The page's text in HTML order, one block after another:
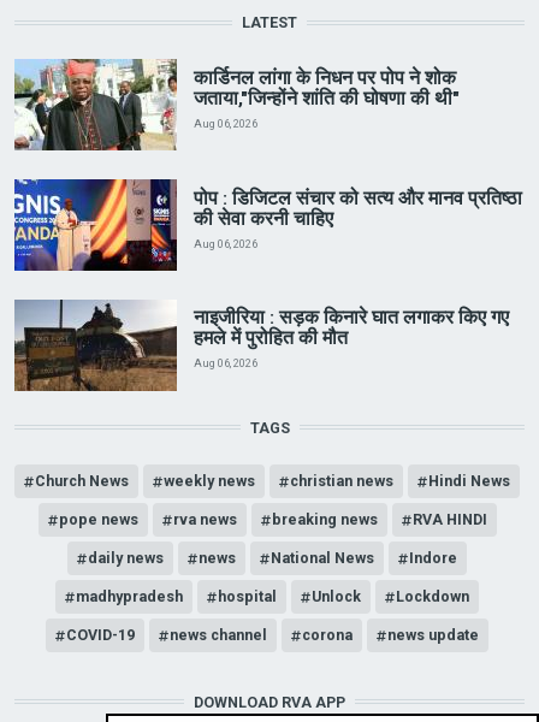
LATEST
कार्डिनल लांगा के निधन पर पोप ने शोक
जताया,"जिन्होंने शांति की घोषणा की थी"
Aug 06, 2026
पोप : डिजिटल संचार को सत्य और मानव प्रतिष्ठा
की सेवा करनी चाहिए
Aug 06, 2026
नाइजीरिया : सड़क किनारे घात लगाकर किए गए
हमले में पुरोहित की मौत
Aug 06, 2026
TAGS
Church News weekly news christian news Hindi News
pope news rva news breaking news RVA HINDI
daily news news National News Indore
madhypradesh hospital Unlock Lockdown
COVID-19 news channel corona news update
DOWNLOAD RVA APP